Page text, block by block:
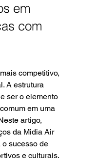
em
com
competitivo,
A estrutura
ser o elemento
em uma
artigo,
da Midia Air
o sucesso de
e culturais.